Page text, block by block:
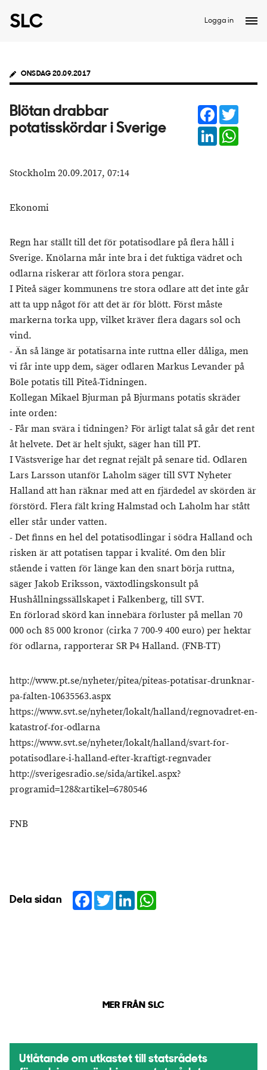
Logga in
ONSDAG 20.09.2017
Blötan drabbar
potatisskördar i Sverige
Facebook
LinkedIn
Stockholm 20.09.2017, 07:14
Ekonomi
Regn har ställt till det för potatisodlare på flera håll i
Sverige. Knölarna mår inte bra i det fuktiga vädret och
odlarna riskerar att förlora stora pengar.
I Piteå säger kommunens tre stora odlare att det inte går
att ta upp något för att det är för blött. Först måste
markerna torka upp, vilket kräver flera dagars sol och
vind.
- Än så länge är potatisarna inte ruttna eller dåliga, men
vi får inte upp dem, säger odlaren Markus Levander på
Böle potatis till Piteå-Tidningen.
Kollegan Mikael Bjurman på Bjurmans potatis skräder
inte orden:
- Får man svära i tidningen? För ärligt talat så går det rent
åt helvete. Det är helt sjukt, säger han till PT.
I Västsverige har det regnat rejält på senare tid. Odlaren
Lars Larsson utanför Laholm säger till SVT Nyheter
Halland att han räknar med att en fjärdedel av skörden är
förstörd. Flera fält kring Halmstad och Laholm har stått
eller står under vatten.
- Det finns en hel del potatisodlingar i södra Halland och
risken är att potatisen tappar i kvalité. Om den blir
stående i vatten för länge kan den snart börja ruttna,
säger Jakob Eriksson, växtodlingskonsult på
Hushållningssällskapet i Falkenberg, till SVT.
En förlorad skörd kan innebära förluster på mellan 70
000 och 85 000 kronor (cirka 7 700-9 400 euro) per hektar
för odlarna, rapporterar SR P4 Halland. (FNB-TT)
http://www.pt.se/nyheter/pitea/piteas-potatisar-drunknar-
pa-falten-10635563.aspx
https://www.svt.se/nyheter/lokalt/halland/regnovadret-en-
katastrof-for-odlarna
https://www.svt.se/nyheter/lokalt/halland/svart-for-
potatisodlare-i-halland-efter-kraftigt-regnvader
http://sverigesradio.se/sida/artikel.aspx?
programid=128&artikel=6780546
FNB
Dela sidan Facebook
TwitterLinkedIn
MER FRÅN SLC
Utlåtande om utkastet till statsrådets